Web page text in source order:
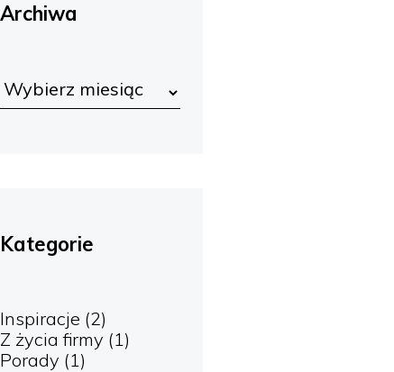
Archiwa
Kategorie
Inspiracje (2)
Z życia firmy (1)
Porady (1)